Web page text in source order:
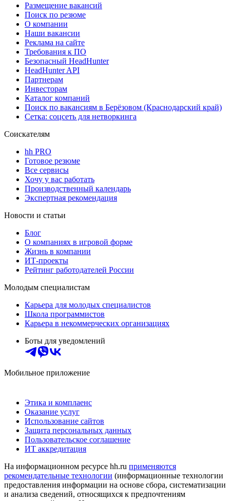
Размещение вакансий
Поиск по резюме
О компании
Наши вакансии
Реклама на сайте
Требования к ПО
Безопасный HeadHunter
HeadHunter API
Партнерам
Инвесторам
Каталог компаний
Поиск по вакансиям в Берёзовом (Краснодарский край)
Сетка: соцсеть для нетворкинга
Соискателям
hh PRO
Готовое резюме
Все сервисы
Хочу у вас работать
Производственный календарь
Экспертная рекомендация
Новости и статьи
Блог
О компаниях в игровой форме
Жизнь в компании
ИТ-проекты
Рейтинг работодателей России
Молодым специалистам
Карьера для молодых специалистов
Школа программистов
Карьера в некоммерческих организациях
Боты для уведомлений
Мобильное приложение
Этика и комплаенс
Оказание услуг
Использование сайтов
Защита персональных данных
Пользовательское соглашение
ИТ аккредитация
На информационном ресурсе hh.ru применяются
рекомендательные технологии (информационные технологии
предоставления информации на основе сбора, систематизации
и анализа сведений, относящихся к предпочтениям